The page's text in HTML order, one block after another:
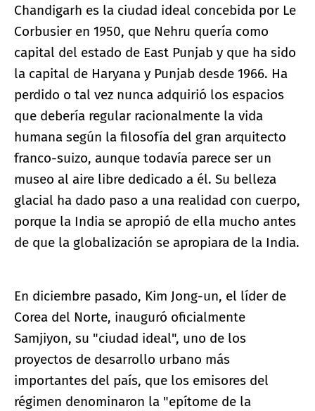
Chandigarh es la ciudad ideal concebida por Le
Corbusier en 1950, que Nehru quería como
capital del estado de East Punjab y que ha sido
la capital de Haryana y Punjab desde 1966. Ha
perdido o tal vez nunca adquirió los espacios
que debería regular racionalmente la vida
humana según la filosofía del gran arquitecto
franco-suizo, aunque todavía parece ser un
museo al aire libre dedicado a él. Su belleza
glacial ha dado paso a una realidad con cuerpo,
porque la India se apropió de ella mucho antes
de que la globalización se apropiara de la India.
En diciembre pasado, Kim Jong-un, el líder de
Corea del Norte, inauguró oficialmente
Samjiyon, su "ciudad ideal", uno de los
proyectos de desarrollo urbano más
importantes del país, que los emisores del
régimen denominaron la "epítome de la